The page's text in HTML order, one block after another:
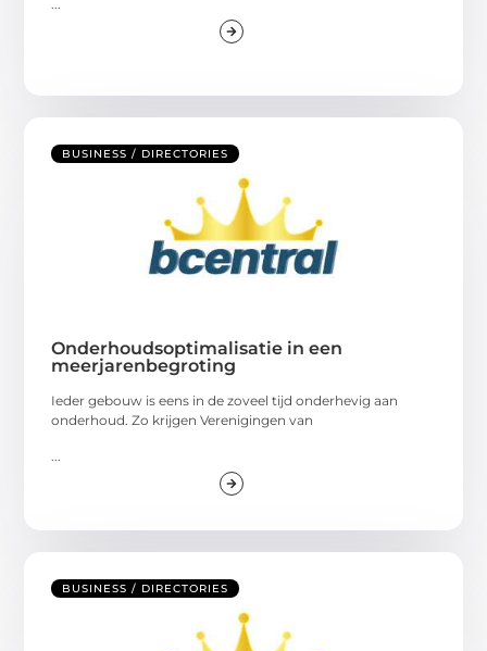
BUSINESS / DIRECTORIES
Onderhoudsoptimalisatie in een
meerjarenbegroting
Ieder gebouw is eens in de zoveel tijd onderhevig aan
onderhoud. Zo krijgen Verenigingen van
BUSINESS / DIRECTORIES